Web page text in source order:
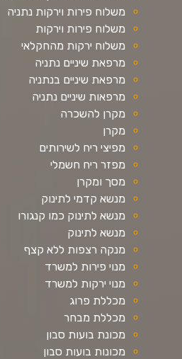
משלוח פירות וירקות נתניה
משלוח פירות וירקות
משלוח ירקות מהחקלאי
מרפאת שיניים נתניה
מרפאת שיניים בנתניה
מרפאות שיניים נתניה
מקרן להשכרה
מקרן
מפיצי ריח לשירותים
מפזר ריח חשמלי
מסך ומקרן
מנשא קדמי לתינוק
מנשא לתינוק כמו קנגורו
מנשא לתינוק
מנקה רצפות ללא קצף
מנוי פירות למשרד
מנוי ירקות למשרד
מכללת פרוג
מכללת מבחר
מכונת בועות סבון
מכונות בועות סבון